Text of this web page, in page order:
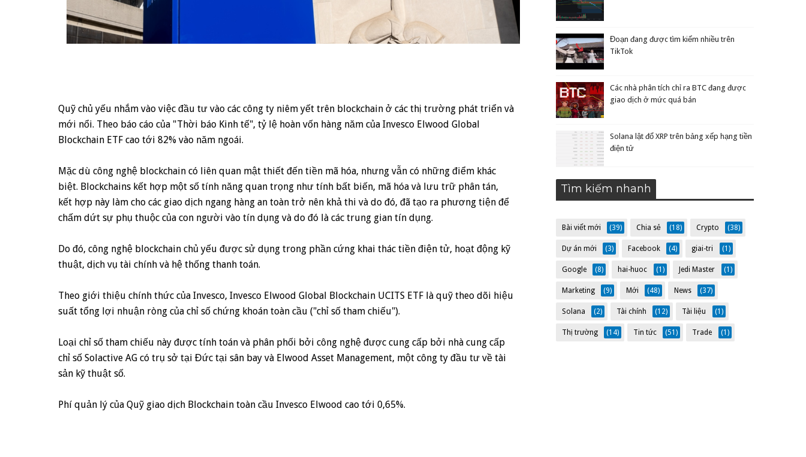
Quỹ chủ yếu nhắm vào việc đầu tư vào các công ty niêm yết trên blockchain ở các thị trường phát triển và
mới nổi. Theo báo cáo của "Thời báo Kinh tế", tỷ lệ hoàn vốn hàng năm của Invesco Elwood Global
Blockchain ETF cao tới 82% vào năm ngoái.
Mặc dù công nghệ blockchain có liên quan mật thiết đến tiền mã hóa, nhưng vẫn có những điểm khác
biệt. Blockchains kết hợp một số tính năng quan trọng như tính bất biến, mã hóa và lưu trữ phân tán,
kết hợp này làm cho các giao dịch ngang hàng an toàn trở nên khả thi và do đó, đã tạo ra phương tiện để
chấm dứt sự phụ thuộc của con người vào tín dụng và do đó là các trung gian tín dụng.
Do đó, công nghệ blockchain chủ yếu được sử dụng trong phần cứng khai thác tiền điện tử, hoạt động kỹ
thuật, dịch vụ tài chính và hệ thống thanh toán.
Theo giới thiệu chính thức của Invesco, Invesco Elwood Global Blockchain UCITS ETF là quỹ theo dõi hiệu
suất tổng lợi nhuận ròng của chỉ số chứng khoán toàn cầu ("chỉ số tham chiếu").
Loại chỉ số tham chiếu này được tính toán và phân phối bởi công nghệ được cung cấp bởi nhà cung cấp
chỉ số Solactive AG có trụ sở tại Đức tại sân bay và Elwood Asset Management, một công ty đầu tư về tài
sản kỹ thuật số.
Phí quản lý của Quỹ giao dịch Blockchain toàn cầu Invesco Elwood cao tới 0,65%.
Đoạn đang được tìm kiếm nhiều trên
TikTok
Các nhà phân tích chỉ ra BTC đang được
giao dịch ở mức quá bán
Solana lật đổ XRP trên bảng xếp hạng tiền
điện tử
Tìm kiếm nhanh
Bài viết mới (39) Chia sẻ (18) Crypto (38)
Dự án mới (3) Facebook (4) giai-tri (1)
Google (8) hai-huoc (1) Jedi Master (1)
Marketing (9) Mới (48) News (37)
Solana (2) Tài chính (12) Tài liệu (1)
Thị trường (14) Tin tức (51) Trade (1)